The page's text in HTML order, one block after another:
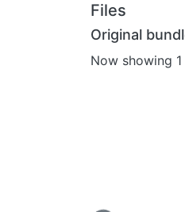
Files
Original
Now showing